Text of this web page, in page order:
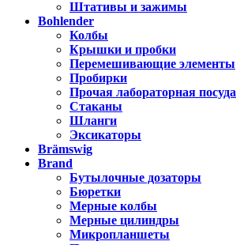
Штативы и зажимы
Bohlender
Колбы
Крышки и пробки
Перемешивающие элементы
Пробирки
Прочая лабораторная посуда
Стаканы
Шланги
Эксикаторы
Brämswig
Brand
Бутылочные дозаторы
Бюретки
Мерные колбы
Мерные цилиндры
Микропланшеты